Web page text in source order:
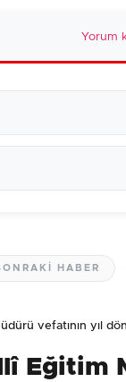
Yorum
HABER
vefatının yıl
Eğitim